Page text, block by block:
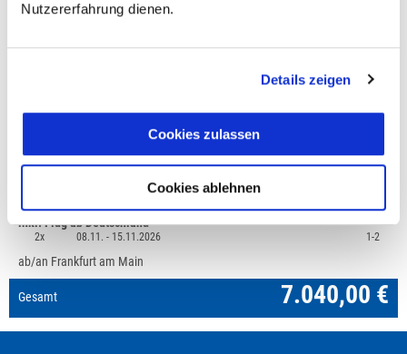
Nutzererfahrung dienen.
Details zeigen
Cookies zulassen
Cookies ablehnen
Fragen zur Buchung?
+49 (0)711 - 6583 80 80
Preisvorschau
1x 08.11. -15.11.2026 1-2
inkl. Flug ab Deutschland
2x 08.11. -15.11.2026 1-2
ab/an Frankfurt am Main
Gesamt 7.040,00 €